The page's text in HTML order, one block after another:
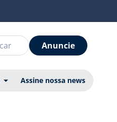
Anuncie
Assine nossa news